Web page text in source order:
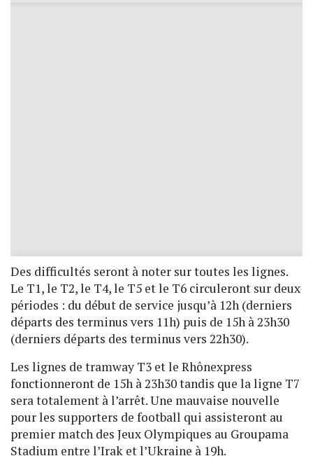
Des difficultés seront à noter sur toutes les lignes.
Le T1, le T2, le T4, le T5 et le T6 circuleront sur deux
périodes : du début de service jusqu’à 12h (derniers
départs des terminus vers 11h) puis de 15h à 23h30
(derniers départs des terminus vers 22h30).
Les lignes de tramway T3 et le Rhônexpress
fonctionneront de 15h à 23h30 tandis que la ligne T7
sera totalement à l’arrêt. Une mauvaise nouvelle
pour les supporters de football qui assisteront au
premier match des Jeux Olympiques au Groupama
Stadium entre l’Irak et l’Ukraine à 19h.